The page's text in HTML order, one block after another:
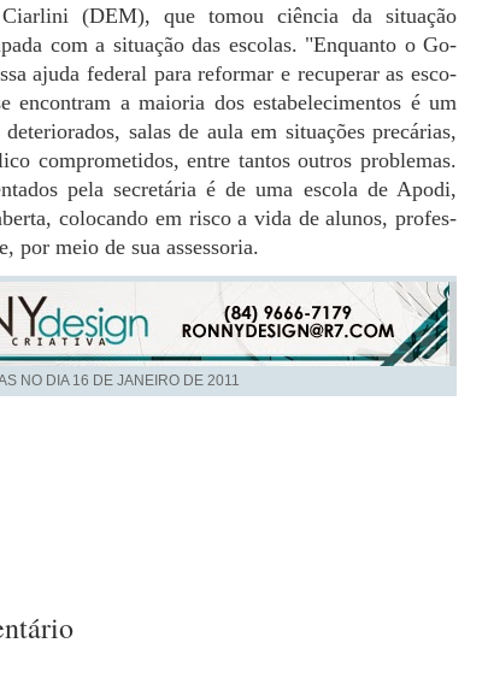
(DEM), que tomou ciên­cia da si­tua­ção
com a si­tua­ção das es­co­las. "En­quan­to o Go­
ajuda fe­de­ral para re­for­mar e re­cu­pe­rar as es­co­
en­con­tram a maio­ria dos es­ta­be­le­ci­men­tos é um
salas de aula em si­tua­ções pre­cá­rias,
com­pro­me­ti­dos, entre tan­tos ou­tros pro­ble­mas.
pela se­cre­tá­ria é de uma es­co­la de Apodi,
co­lo­can­do em risco a vida de alu­nos, pro­fes­
por meio de sua as­ses­so­ria.
NO DIA 16 DE JANEIRO DE 2011